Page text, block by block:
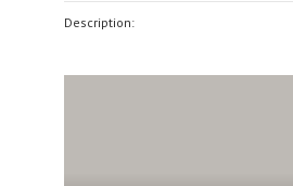
Description: